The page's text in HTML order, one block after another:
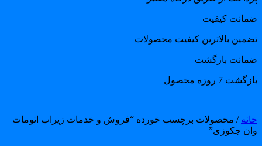
کیفیت
بالاترین کیفیت محصولات
بازگشت
7 روزه محصول
/ محصولات برچسب خورده “فروش و خدمات زیراب اتومات
جکوزی”